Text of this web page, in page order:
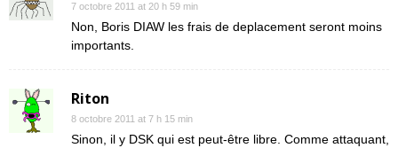
7 octobre 2011 at 20 h 59 min
Non, Boris DIAW les frais de deplacement seront moins
importants.
Riton
8 octobre 2011 at 7 h 15 min
Sinon, il y DSK qui est peut-être libre. Comme attaquant,